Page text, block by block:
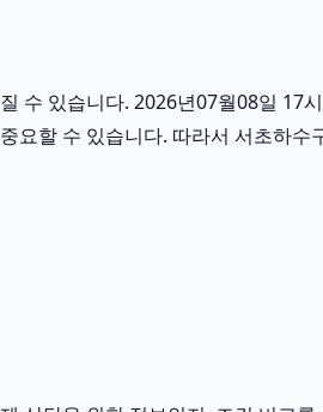
수 있습니다. 2026년07월08일 17
요할 수 있습니다. 따라서 서초하수